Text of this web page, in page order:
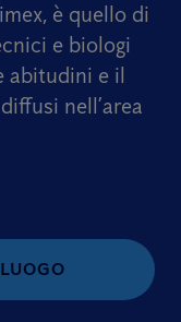
è quello di
e biologi
abitudini e il
nell’area